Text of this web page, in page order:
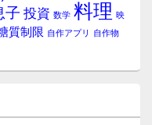
子 投資 数学 料理 映
質制限 自作アプリ 自作物